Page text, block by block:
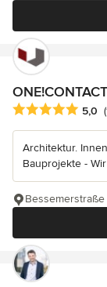
5,0
Architektur.
Bauprojekte -